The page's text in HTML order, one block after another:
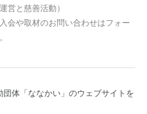
営と慈善活動）
会や取材のお問い合わせはフォー
体「ななかい」のウェブサイトを